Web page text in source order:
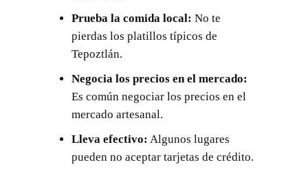
Prueba la comida local: No te
pierdas los platillos típicos de
Tepoztlán.
Negocia los precios en el mercado:
Es común negociar los precios en el
mercado artesanal.
Lleva efectivo: Algunos lugares
pueden no aceptar tarjetas de crédito.